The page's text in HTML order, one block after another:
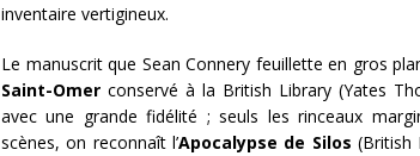
inventaire vertigineux.
Le manuscrit que Sean Connery feuillette en gros
Saint-Omer conservé à la British Library (Yates
avec une grande fidélité ; seuls les rinceaux
scènes, on reconnaît l’Apocalypse de Silos (British